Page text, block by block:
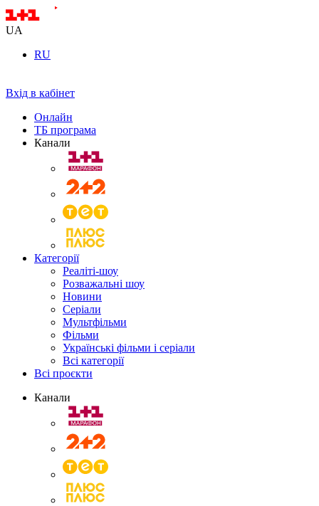
UA
RU
Вхід в кабінет
Онлайн
ТБ програма
Канали
Категорії
Реаліті-шоу
Розважальні шоу
Новини
Серіали
Мультфільми
Фільми
Українські фільми і серіали
Всі категорії
Всі проєкти
Канали